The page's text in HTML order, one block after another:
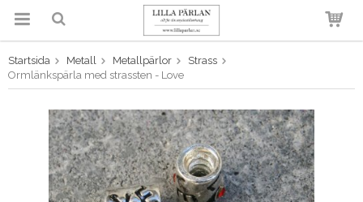
Produkten har blivit tillagd i
varukorgen
Startsida Metall Metallpärlor
Strass
Ormlänkspärla med strassten - Love